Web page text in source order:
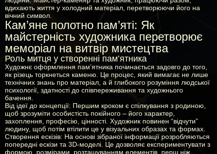
вдихають життя у холодний матеріал, перетворюючи його на
вічний символ.
Кам’яне полотно пам’яті: Як
майстерність художника перетворює
меморіал на витвір мистецтва
Роль митця у створенні пам’ятника
Художнє оформлення пам’ятника починається задовго до того,
як різець торкнеться каменю. Це процес, який вимагає не лише
технічних знань про матеріал, а й глибокого розуміння людської
психології, здатності до співпереживання та художнього
бачення.
Від ідеї до концепції: Першим кроком є спілкування з родиною,
щоб зрозуміти особистість покійного – його характер,
захоплення, професію, цінності. Художник повинен “відчути”
людину, щоб потім втілити це у візуальних образах та формах.
Створення ескізів: На основі зібраної інформації розробляються
попередні ескізи та 3D-моделі. Це дозволяє експериментувати з
формою, розмірами, розташуванням елементів, перш ніж